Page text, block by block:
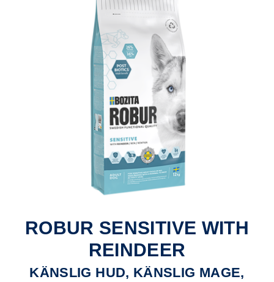
ROBUR SENSITIVE WITH
REINDEER
KÄNSLIG HUD, KÄNSLIG MAGE,